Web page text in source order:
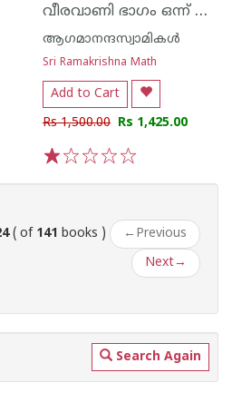
വീരവാണി ഭാഗം ഒന്ന് മുതൽ 4 വരെ
ആഗമാനന്ദസ്വാമികൾ
Sri Ramakrishna Math
Add to Cart
Rs 1,500.00 Rs 1,425.00
( of 141 books ) ← Previous
Next→
Search Again